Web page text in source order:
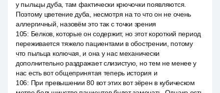
у пыльцы дуба, там фактически крючочки появляются.
Поэтому цветение дуба, несмотря на то что он не очень
аллергичный, назовём это так с точки зрения
105: Белков, которые он содержит, но этот короткий период
переживается тяжело пациентами в обострении, потому
что пыльца колючая, и она у нас механически
дополнительно раздражает слизистую, но тем не менее у
нас есть вот общепринятая теперь история и
106: При превышении 80 вот этих вот зёрен в кубическом